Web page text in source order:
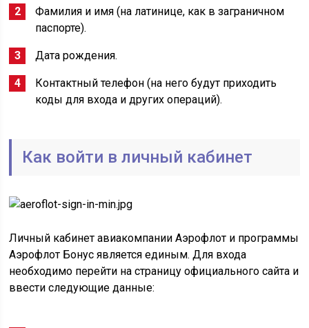
Фамилия и имя (на латинице, как в заграничном
паспорте).
Дата рождения.
Контактный телефон (на него будут приходить
коды для входа и других операций).
Как войти в личный кабинет
Личный кабинет авиакомпании Аэрофлот и программы
Аэрофлот Бонус является единым. Для входа
необходимо перейти на страницу официального сайта и
ввести следующие данные: